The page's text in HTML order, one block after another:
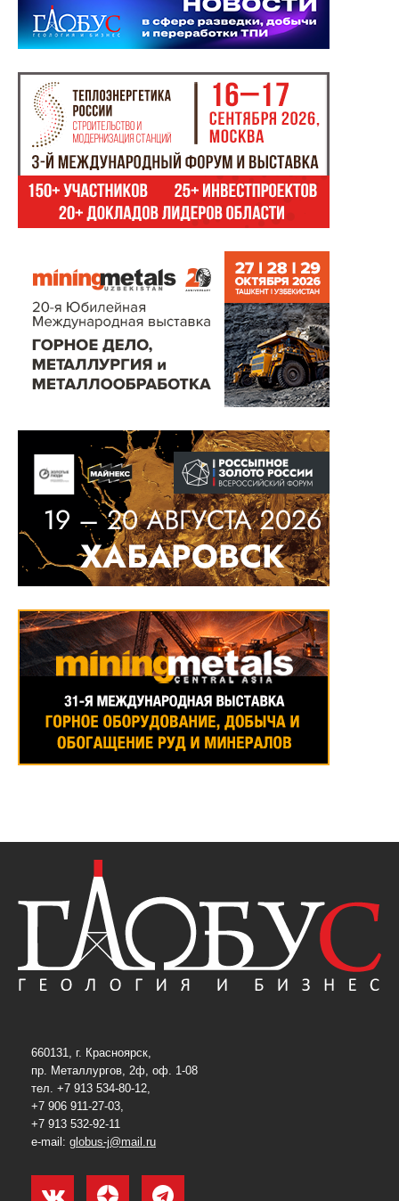
660131, г. Красноярск,
пр. Металлургов, 2ф, оф. 1-08
тел. +7 913 534-80-12,
+7 906 911-27-03,
+7 913 532-92-11
e-mail: globus-j@mail.ru